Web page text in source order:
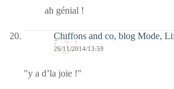
ah génial !
Chiffons and co, blog Mode,
26/11/2014/13:59
"y a d’la joie !"